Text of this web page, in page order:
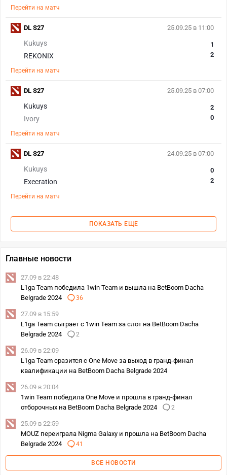
Перейти на матч
25.09.25 в 11:00
Kukuys
REKONIX
1
2
Перейти на матч
DL S27
25.09.25 в 07:00
Kukuys
Ivory
2
0
Перейти на матч
DL S27
24.09.25 в 07:00
Kukuys
Execration
0
2
Перейти на матч
DL S27
ПОКАЗАТЬ ЕЩЕ
Главные новости
27.09 в 22:48
L1ga Team победила 1win Team и вышла на BetBoom Dacha
Belgrade 2024
36
27.09 в 15:59
L1ga Team сыграет с 1win Team за слот на BetBoom Dacha
Belgrade 2024
2
26.09 в 22:09
L1ga Team сразится с One Move за выход в гранд-финал
квалификации на BetBoom Dacha Belgrade 2024
26.09 в 20:04
1win Team победила One Move и прошла в гранд-финал
отборочных на BetBoom Dacha Belgrade 2024
2
25.09 в 22:59
MOUZ переиграла Nigma Galaxy и прошла на BetBoom Dacha
Belgrade 2024
41
ВСЕ НОВОСТИ